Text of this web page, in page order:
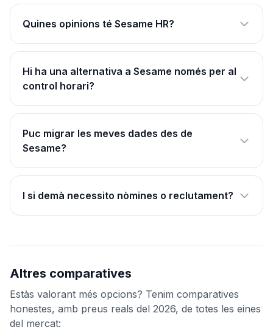
Quines opinions té Sesame HR?
Hi ha una alternativa a Sesame només per al
control horari?
Puc migrar les meves dades des de
Sesame?
I si demà necessito nòmines o reclutament?
Altres comparatives
Estàs valorant més opcions? Tenim comparatives
honestes, amb preus reals del 2026, de totes les eines
del mercat: